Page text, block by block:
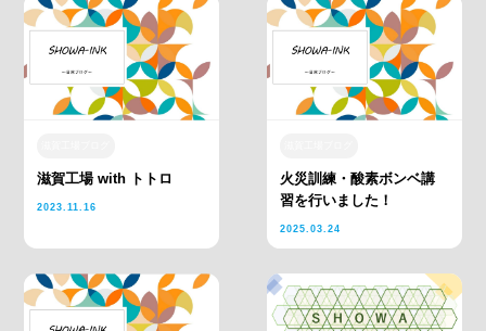
滋賀工場 with トトロ
2023.11.16
火災訓練・酸素ボンベ講
習を行いました！
2025.03.24